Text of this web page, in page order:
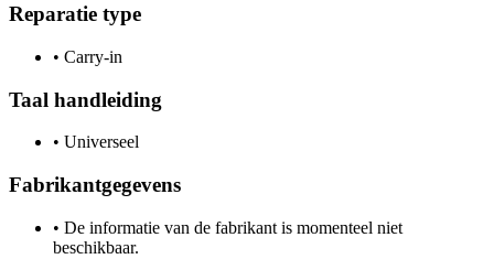
Reparatie type
• Carry-in
Taal handleiding
• Universeel
Fabrikantgegevens
• De informatie van de fabrikant is momenteel niet
beschikbaar.